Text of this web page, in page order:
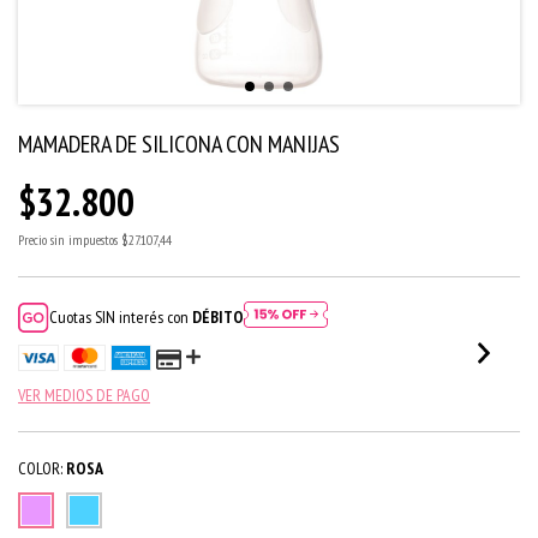
MAMADERA DE SILICONA CON MANIJAS
$32.800
Precio sin impuestos $27.107,44
Cuotas SIN interés con DÉBITO
VER MEDIOS DE PAGO
COLOR: ROSA